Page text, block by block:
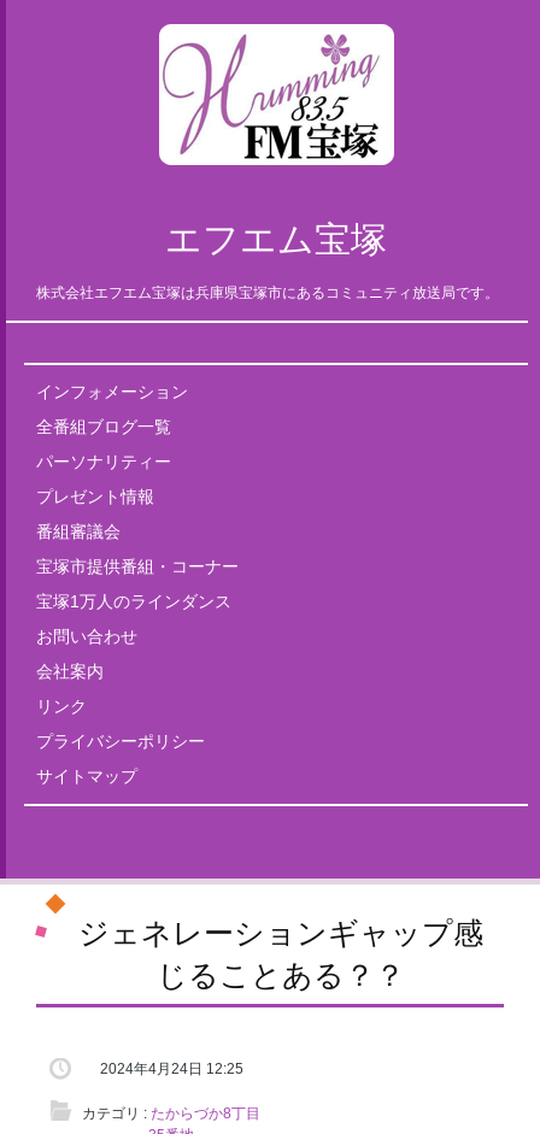
エフエム宝塚
株式会社エフエム宝塚は兵庫県宝塚市にあるコミュニティ放送局です。
インフォメーション
全番組ブログ一覧
パーソナリティー
プレゼント情報
番組審議会
宝塚市提供番組・コーナー
宝塚1万人のラインダンス
お問い合わせ
会社案内
リンク
プライバシーポリシー
サイトマップ
ジェネレーションギャップ感
じることある？？
2024年4月24日 12:25
カテゴリ : たからづか8丁目